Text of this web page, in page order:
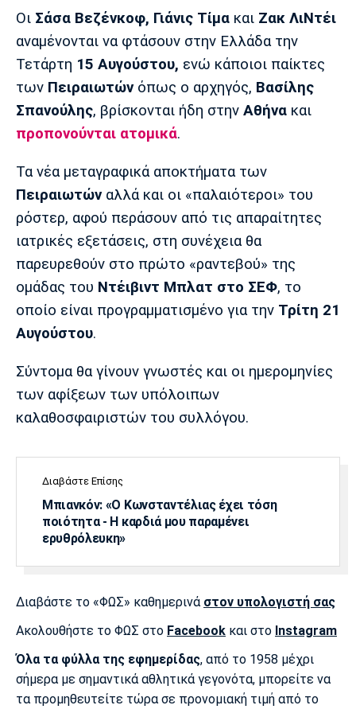
Πολιτισμός
Τραγούδια
Cine Spot
Running
Παρασκήνιο
Πρόγραμμα TV
Ιωνικός Κηφισιά Πανσερραϊκός
Μπαρτσελόνα
Ρεάλ
Μαδρίτης
Ατλέτικο
Μαδρίτης
Μάντσεστερ
Γιουνάιτεντ
Τσέλσι Άρσεναλ
Λίβερπουλ
Μάντσεστερ
Σίτι
Ίντερ Μίλαν Μπάγερν
Μπορούσια
Αστέρας
Οι Σάσα Βεζένκοφ, Γιάνις Τίμα και Ζακ ΛιΝτέι
αναμένονται να φτάσουν στην Ελλάδα την
Τετάρτη 15 Αυγούστου, ενώ κάποιοι παίκτες
των Πειραιωτώνόπως ο αρχηγός, Βασίλης
Σπανούλης, βρίσκονται ήδη στην Αθήνα και
προπονούνται ατομικά.
Τα νέα μεταγραφικά αποκτήματα των
Πειραιωτών αλλά και οι «παλαιότεροι» του
ρόστερ, αφού περάσουν από τις απαραίτητες
ιατρικές εξετάσεις, στη συνέχεια θα
παρευρεθούν στο πρώτο «ραντεβού» της
ομάδας του Ντέιβιντ Μπλατ στο ΣΕΦ, το
οποίο είναι προγραμματισμένο για την Τρίτη 21
Αυγούστου.
Σύντομα θα γίνουν γνωστές και οι ημερομηνίες
των αφίξεων των υπόλοιπων
καλαθοσφαιριστών του συλλόγου.
Διαβάστε Επίσης
Μπιανκόν: «Ο Κωνσταντέλιας έχει τόση
ποιότητα - Η καρδιά μου παραμένει
ερυθρόλευκη»
Διαβάστε το «ΦΩΣ» καθημερινά στον υπολογιστή σας
Ακολουθήστε το ΦΩΣ στο Facebook και στο Instagram
Όλα τα φύλλα της εφημερίδας, από το 1958 μέχρι
σήμερα με σημαντικά αθλητικά γεγονότα, μπορείτε να
τα προμηθευτείτε τώρα σε προνομιακή τιμή από το